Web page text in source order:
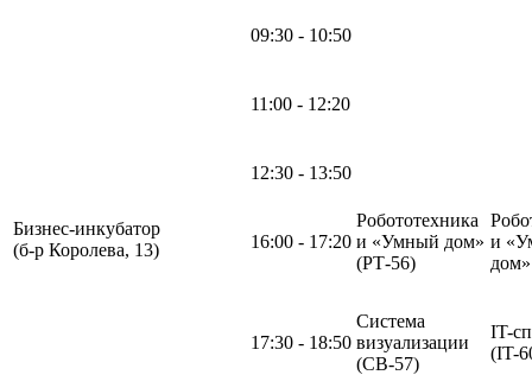
Бизнес-инкубатор
(б-р Королева, 13)
09:30 - 10:50
11:00 - 12:20
12:30 - 13:50
16:00 - 17:20
Робототехника
и «Умный дом»
(РТ-56)
и
17:30 - 18:50
Система
визуализации
(СВ-57)
IT-
(IT-